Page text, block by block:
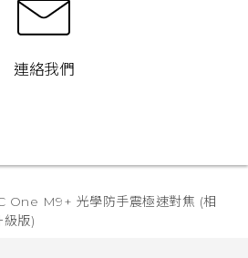
連絡我們
One M9+ 光學防手震極速對焦 (相
級版)‎